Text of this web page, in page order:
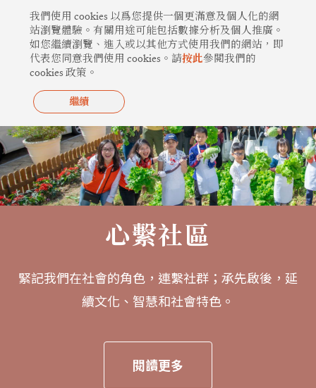
心繫社區
緊記我們在社會的角色，連繫社群；承先啟後，延
續文化、智慧和社會特色。
閱讀更多
我們使用 cookies 以爲您提供一個更滿意及個人化的網
站瀏覽體驗。有關用途可能包括數據分析及個人推廣。
如您繼續瀏覽、進入或以其他方式使用我們的網站，即
代表您同意我們使用 cookies。請按此參閲我們的
cookies 政策。
繼續